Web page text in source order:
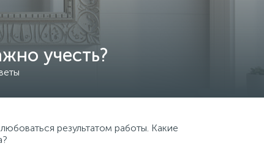
учесть?
результатом работы. Какие